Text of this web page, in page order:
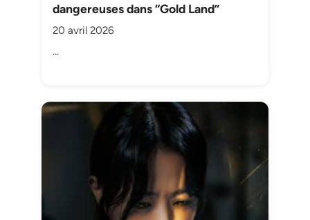
dangereuses dans “Gold Land”
20 avril 2026
…